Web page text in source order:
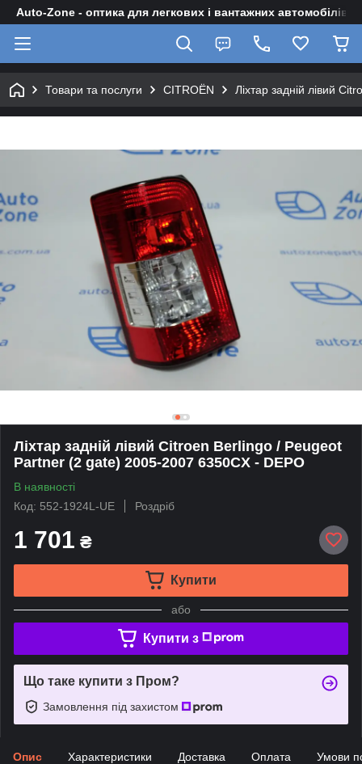
Auto-Zone - оптика для легкових і вантажних автомобілів
Товари та послуги CITROЁN Ліхтар задній лівий
Ліхтар задній лівий Citroen Berlingo / Peugeot
Partner (2 gate) 2005-2007 6350CX - DEPO
В наявності
Код: 552-1924L-UE
Роздріб
1 701 ₴
Купити
або
Купити з
Що таке купити з Пром?
Замовлення під захистом
Опис Характеристики Доставка Оплата Умови